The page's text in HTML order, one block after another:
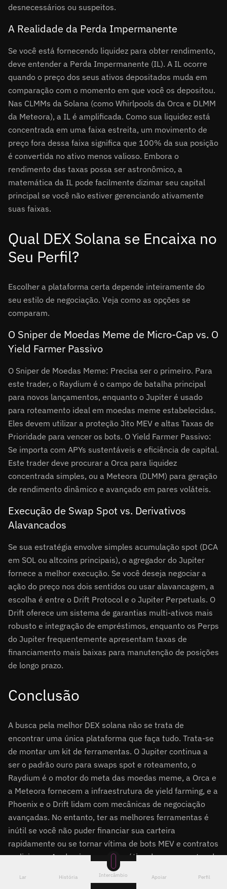
desnecessários ou suspeitos.
A Realidade da Perda Impermanente
Se você está fornecendo liquidez para obter rendimento,
deve entender a Perda Impermanente (IL). A IL ocorre
quando o preço dos seus ativos depositados muda em
comparação com o momento em que você os depositou.
Nas CLMMs da Solana (como Whirlpools da Orca e DLMM
da Meteora), a IL é amplificada. Como sua liquidez está
concentrada em uma faixa estreita, um movimento de
preço fora dessa faixa significa que 100% da sua posição
é convertida no ativo menos valioso. Embora o
rendimento das taxas possa ser astronômico, a
matemática da IL pode facilmente dizimar seu capital
principal se você não estiver gerenciando ativamente
suas faixas.
Qual DEX Solana se Encaixa no
Seu Perfil?
Escolher a plataforma certa depende inteiramente do
seu estilo de negociação. Veja como as opções se
comparam.
O Sniper de Moedas Meme de Micro-Cap vs. O
Yield Farmer Passivo
O Sniper de Moedas Meme: Precisa ser o primeiro. Para
este trader, o Raydium é o campo de batalha principal
para novos lançamentos, enquanto o Jupiter é usado
para roteamento ideal em moedas meme estabelecidas.
Eles devem utilizar a proteção Jito MEV e altas Taxas de
Prioridade para vencer os bots. O Yield Farmer Passivo:
Se importa com APYs sustentáveis e eficiência de capital.
Este trader deve procurar a Orca para liquidez
concentrada simples, ou a Meteora (DLMM) para geração
de rendimento dinâmico e avançado em pares voláteis.
Execução de Swap Spot vs. Derivativos
Alavancados
Se sua estratégia envolve simples acumulação spot (DCA
em SOL ou altcoins principais), o agregador do Jupiter
fornece a melhor execução. Se você deseja negociar a
ação do preço nos dois sentidos ou usar alavancagem, a
escolha é entre o Drift Protocol e o Jupiter Perpetuals. O
Drift oferece um sistema de garantias multi-ativos mais
robusto e integração de empréstimos, enquanto os Perps
do Jupiter frequentemente apresentam taxas de
financiamento mais baixas para manutenção de posições
de longo prazo.
Conclusão
A busca pela melhor DEX solana não se trata de
encontrar uma única plataforma que faça tudo. Trata-se
de montar um kit de ferramentas. O Jupiter continua a
ser o padrão ouro para swaps spot e roteamento, o
Raydium é o motor do meta das moedas meme, a Orca e
a Meteora fornecem a infraestrutura de yield farming, e a
Phoenix e o Drift lidam com mecânicas de negociação
avançadas. No entanto, ter as melhores ferramentas é
inútil se você não puder financiar sua carteira
rapidamente ou se tornar vítima de bots MEV e contratos
maliciosos. Ao dominar a matemática dos orçamentos de
computação, proteger suas negociações com o Jito,
utilizar o Quickex.io para financiamento on-chain perfeito
Lar História Intercâmbio Apoiar Perfil